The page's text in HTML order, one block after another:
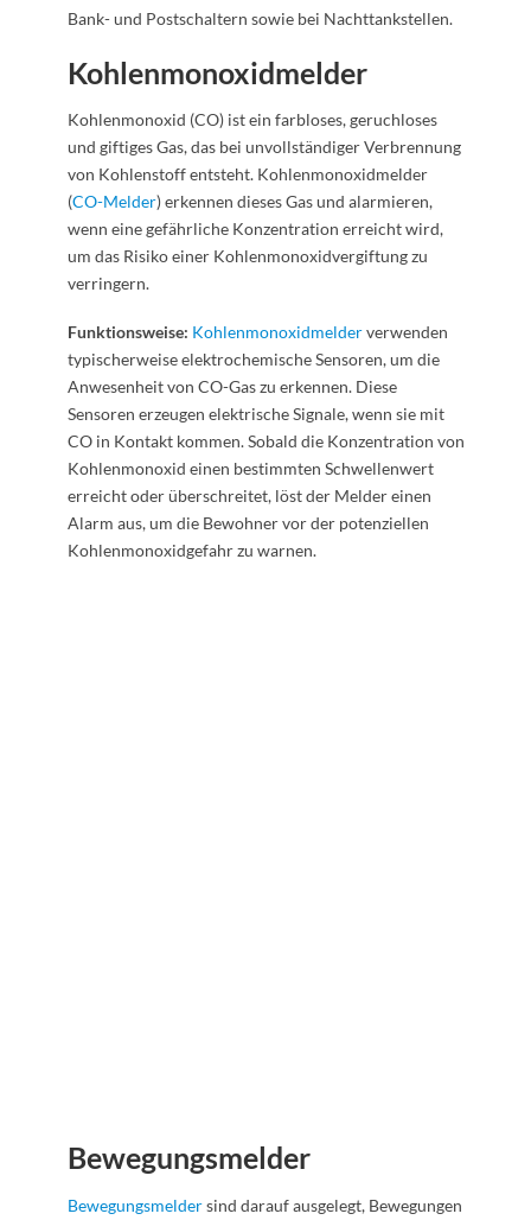
Bank- und Postschaltern sowie bei Nachttankstellen.
Kohlenmonoxidmelder
Kohlenmonoxid (CO) ist ein farbloses, geruchloses
und giftiges Gas, das bei unvollständiger Verbrennung
von Kohlenstoff entsteht. Kohlenmonoxidmelder
(CO-Melder) erkennen dieses Gas und alarmieren,
wenn eine gefährliche Konzentration erreicht wird,
um das Risiko einer Kohlenmonoxidvergiftung zu
verringern.
Funktionsweise: Kohlenmonoxidmelderverwenden
typischerweise elektrochemische Sensoren, um die
Anwesenheit von CO-Gas zu erkennen. Diese
Sensoren erzeugen elektrische Signale, wenn sie mit
CO in Kontakt kommen. Sobald die Konzentration von
Kohlenmonoxid einen bestimmten Schwellenwert
erreicht oder überschreitet, löst der Melder einen
Alarm aus, um die Bewohner vor der potenziellen
Kohlenmonoxidgefahr zu warnen.
Bewegungsmelder
Bewegungsmeldersind darauf ausgelegt, Bewegungen